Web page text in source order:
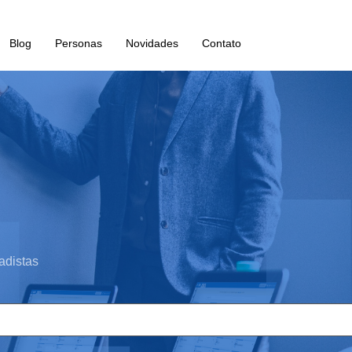
Blog Personas Novidades Contato